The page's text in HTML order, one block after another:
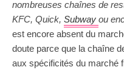
nombreuses chaînes de
KFC, Quick, Subway ou
est encore absent du
doute parce que la chaîne
aux spécificités du marché